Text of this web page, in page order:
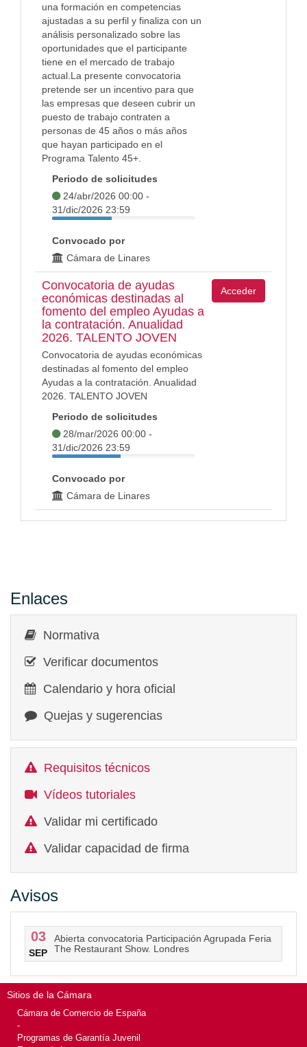
una formación en competencias
ajustadas a su perfil y finaliza con un
análisis personalizado sobre las
oportunidades que el participante
tiene en el mercado de trabajo
actual.La presente convocatoria
pretende ser un incentivo para que
las empresas que deseen cubrir un
puesto de trabajo contraten a
personas de 45 años o más años
que hayan participado en el
Programa Talento 45+.
Periodo de solicitudes
24/abr/2026 00:00 -
31/dic/2026 23:59
Convocado por
Cámara de Linares
Convocatoria de ayudas
económicas destinadas al
fomento del empleo Ayudas a
la contratación. Anualidad
2026. TALENTO JOVEN
Convocatoria de ayudas económicas
destinadas al fomento del empleo
Ayudas a la contratación. Anualidad
2026. TALENTO JOVEN
Periodo de solicitudes
28/mar/2026 00:00 -
31/dic/2026 23:59
Convocado por
Cámara de Linares
Acceder
Enlaces
Normativa
Verificar documentos
Calendario y hora oficial
Quejas y sugerencias
Requisitos técnicos
Vídeos tutoriales
Validar mi certificado
Validar capacidad de firma
Avisos
03
SEP
Abierta convocatoria Participación Agrupada Feria
The Restaurant Show. Londres
Sitios de la Cámara
Cámara de Comercio de España
-
Programas de Garantía Juvenil